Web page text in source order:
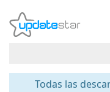
Todas las